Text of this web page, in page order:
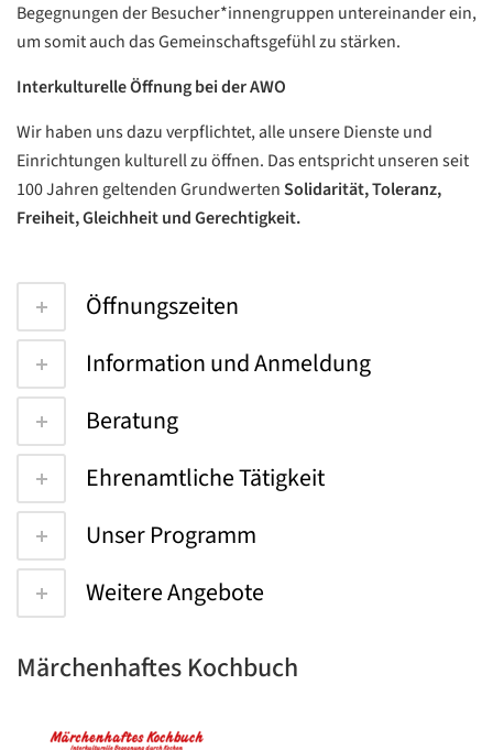
Begegnungen der Besucher*innengruppen untereinander ein,
um somit auch das Gemeinschaftsgefühl zu stärken.
Interkulturelle Öffnung bei der AWO
Wir haben uns dazu verpflichtet, alle unsere Dienste und
Einrichtungen kulturell zu öffnen. Das entspricht unseren seit
100 Jahren geltenden GrundwertenSolidarität, Toleranz,
Freiheit, Gleichheit und Gerechtigkeit.
Öffnungszeiten
Information und Anmeldung
Beratung
Ehrenamtliche Tätigkeit
Unser Programm
Weitere Angebote
Märchenhaftes Kochbuch